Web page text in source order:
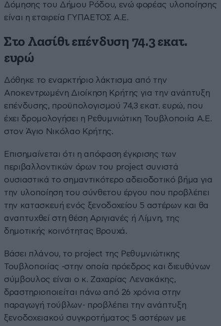
Δόμησης του Δήμου Ρόδου, ενώ φορέας υλοποίησης
είναι η εταιρεία ΓΥΠΑΕΤΟΣ Α.Ε.
Στο Λασίθι επένδυση 74.3 εκατ.
ευρώ
Δόθηκε το εναρκτήριο λάκτισμα από την
Αποκεντρωμένη Διοίκηση Κρήτης για την ανάπτυξη
επένδυσης, προϋπολογισμού 74,3 εκατ. ευρώ, που
έχει δρομολογήσει η Ρεθυμνιώτικη Τουβλοποιία Α.Ε.
στον Άγιο Νικόλαο Κρήτης.
Επισημαίνεται ότι η απόφαση έγκρισης των
περιβαλλοντικών όρων του project συνιστά
ουσιαστικά το σημαντικότερο αδειοδοτικό βήμα για
την υλοποίηση του σύνθετου έργου που προβλέπει
την κατασκευή ενός ξενοδοχείου 5 αστέρων και θα
αναπτυχθεί στη θέση Αριγιανές ή Λίμνη, της
δημοτικής κοινότητας Βρουχά.
Βάσει πλάνου, το project της Ρεθυμνιώτικης
Τουβλοποιίας -στην οποία πρόεδρος και διευθύνων
σύμβουλος είναι ο κ. Ζαχαρίας Λενακάκης,
δραστηριοποιείται πάνω από 26 χρόνια στην
παραγωγή τούβλων- προβλέπει την ανάπτυξη
ξενοδοχειακού συγκροτήματος 5 αστέρων με